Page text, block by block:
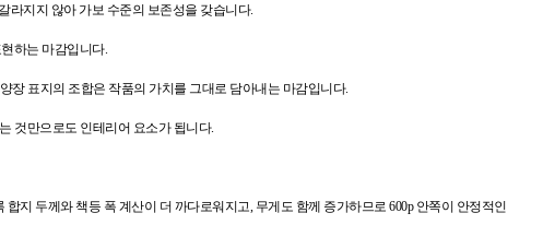
라지지 않아 가보 수준의 보존성을 갖습니다.
하는 마감입니다.
장 표지의 조합은 작품의 가치를 그대로 담아내는 마감입니다.
것만으로도 인테리어 요소가 됩니다.
지 두께와 책등 폭 계산이 더 까다로워지고, 무게도 함께 증가하므로 600p 안쪽이 안정적인